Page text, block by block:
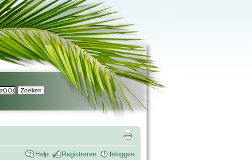
Help Registreren Inloggen